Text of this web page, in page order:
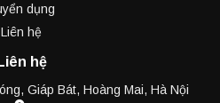
dụng
Liên hệ
Liên hệ
Giáp Bát, Hoàng Mai, Hà Nội